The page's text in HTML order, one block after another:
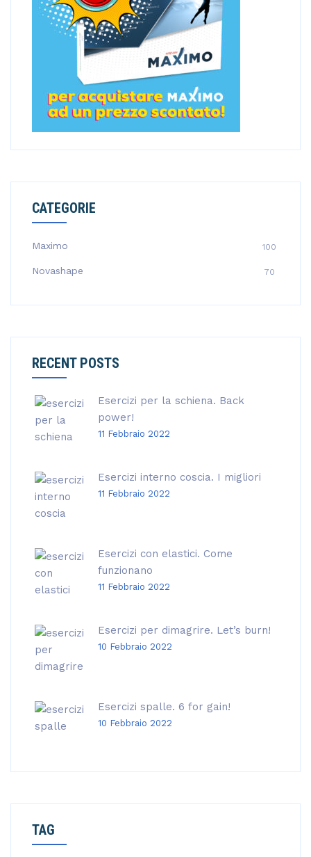
CATEGORIE
Maximo 100
Novashape 70
RECENT POSTS
Esercizi per la schiena. Back
power!
11 Febbraio 2022
Esercizi interno coscia. I migliori
11 Febbraio 2022
Esercizi con elastici. Come
funzionano
11 Febbraio 2022
Esercizi per dimagrire. Let’s burn!
10 Febbraio 2022
Esercizi spalle. 6 for gain!
10 Febbraio 2022
TAG